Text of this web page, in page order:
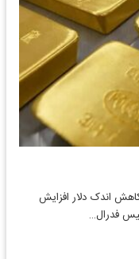
اندک دلار افزایش
فدرال…